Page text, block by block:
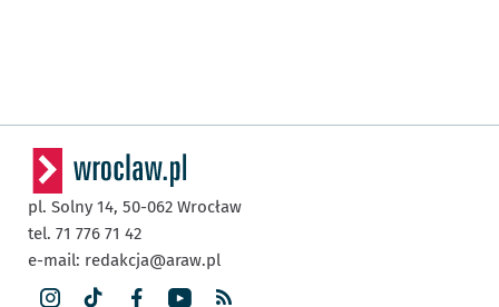
pl. Solny 14, 50-062 Wrocław
tel. 71 776 71 42
e-mail: redakcja@araw.pl